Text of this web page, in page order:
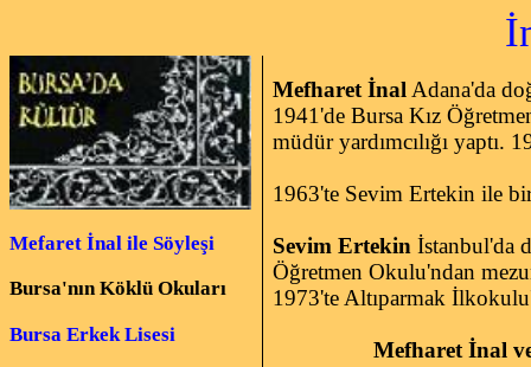
İnal
Mefaret İnal ile Söyleşi
Bursa'nın Köklü Okuları
Bursa Erkek Lisesi
Mefharet İnal Adana'da
1941'de Bursa Kız
müdür yardımcılığı yaptı.
1963'te Sevim Ertekin ile
Sevim Ertekin İstanbul'da
Öğretmen Okulu'ndan
1973'te Altıparmak
Mefharet İnal